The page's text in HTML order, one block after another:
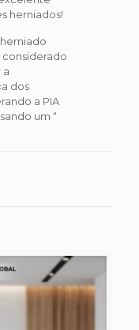
herniados!
considerado
a
dos
a PIA
um “